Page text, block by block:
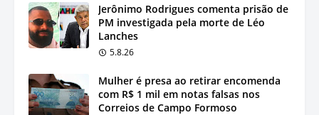
Jerônimo Rodrigues comenta prisão de
PM investigada pela morte de Léo
Lanches
5.8.26
Mulher é presa ao retirar encomenda
com R$ 1 mil em notas falsas nos
Correios de Campo Formoso